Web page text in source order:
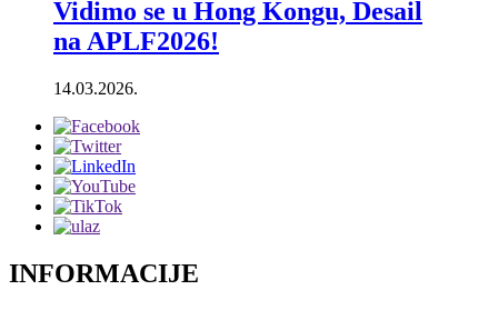
Vidimo se u Hong Kongu, Desail
na APLF2026!
14.03.2026.
INFORMACIJE